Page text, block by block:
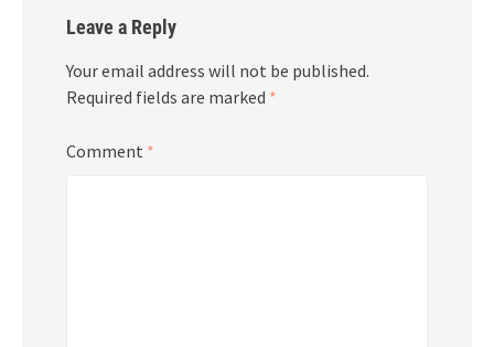
Leave a Reply
Your email address will not be published.
Required fields are marked *
Comment *